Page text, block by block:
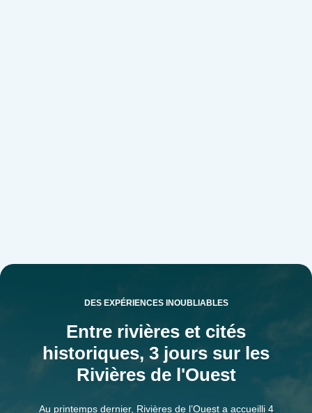
DES EXPÉRIENCES INOUBLIABLES
Entre rivières et cités
historiques, 3 jours sur les
Rivières de l'Ouest
Au printemps dernier, Rivières de l’Ouest a accueilli 4